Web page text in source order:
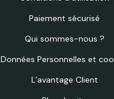
Paiement sécurisé
Qui sommes-nous ?
Données Personnelles et
L’avantage Client